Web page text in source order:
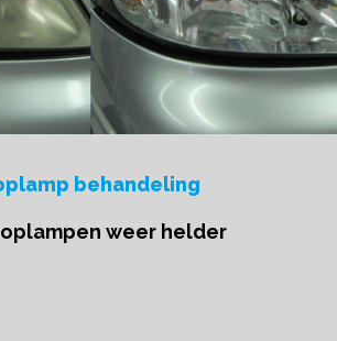
behandeling
weer helder